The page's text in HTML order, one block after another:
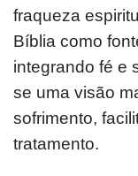
fraqueza
Bíblia como
integrando fé e
se uma visão
sofrimento,
tratamento.